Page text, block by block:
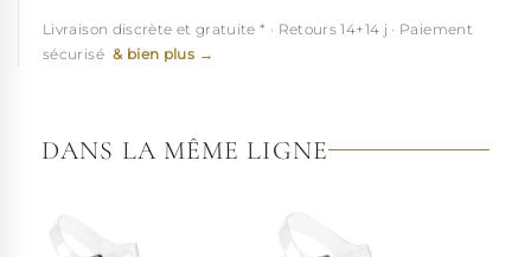
Livraison discrète et gratuite * · Retours 14+14 j · Paiement
sécurisé & bien plus →
DANS LA MÊME LIGNE